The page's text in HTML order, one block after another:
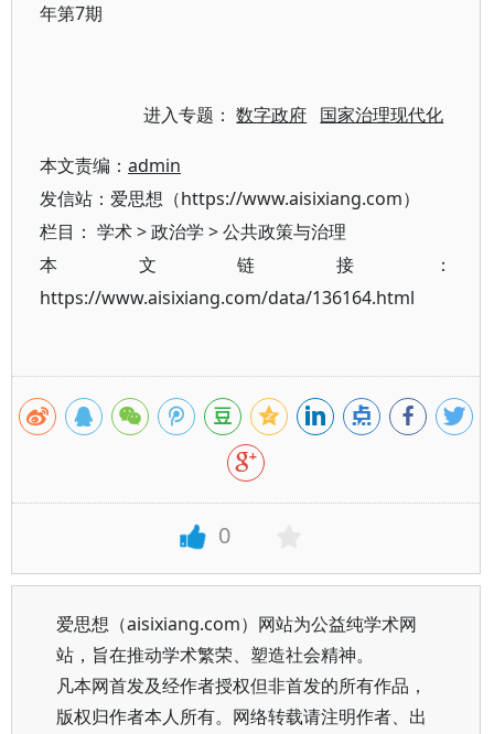
年第7期
进入专题：数字政府 国家治理现代化
本文责编： admin
发信站：爱思想（https://www.aisixiang.com）
栏目： 学术>政治学 >公共政策与治理
本文链接：
https://www.aisixiang.com/data/136164.html
0
爱思想（aisixiang.com）网站为公益纯学术网
站，旨在推动学术繁荣、塑造社会精神。
凡本网首发及经作者授权但非首发的所有作品，
版权归作者本人所有。网络转载请注明作者、出